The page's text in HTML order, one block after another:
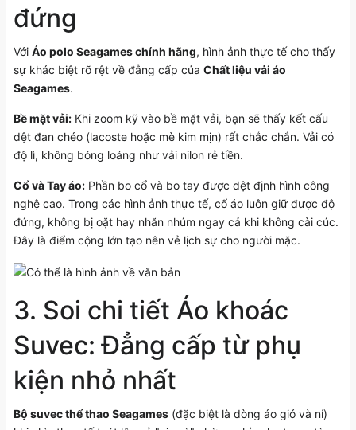
đứng
Với Áo polo Seagames chính hãng, hình ảnh thực tế cho thấy
sự khác biệt rõ rệt về đẳng cấp của Chất liệu vải áo
Seagames.
Bề mặt vải: Khi zoom kỹ vào bề mặt vải, bạn sẽ thấy kết cấu
dệt đan chéo (lacoste hoặc mè kim mịn) rất chắc chắn. Vải có
độ lì, không bóng loáng như vải nilon rẻ tiền.
Cổ và Tay áo: Phần bo cổ và bo tay được dệt định hình công
nghệ cao. Trong các hình ảnh thực tế, cổ áo luôn giữ được độ
đứng, không bị oặt hay nhăn nhúm ngay cả khi không cài cúc.
Đây là điểm cộng lớn tạo nên vẻ lịch sự cho người mặc.
3. Soi chi tiết Áo khoác
Suvec: Đẳng cấp từ phụ
kiện nhỏ nhất
Bộ suvec thể thao Seagames (đặc biệt là dòng áo gió và nỉ)